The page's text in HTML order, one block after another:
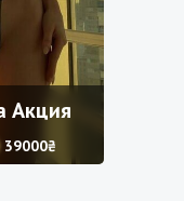
Акция
39000₴